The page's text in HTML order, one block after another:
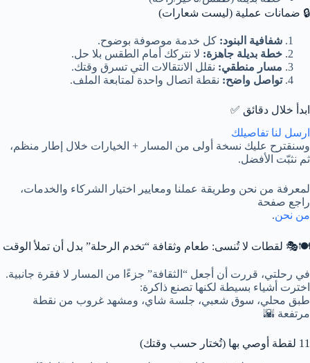
🔒 ضمانات عملية (ليست شعارات)
شفافية البنود: كل خدمة موصوفة بوضوح.
خطة بديلة جاهزة: لا نتركك أمام الطقس بلا حل.
مسار منطقي: نقلل الانتقالات التي تسرق وقتك.
تواصل واضح: نقطة اتصال واحدة لمتابعة الملف.
ابدأ خلال دقائق ✅
ارسل لنا تفاصيلك
وسنقترح عليك نسخة أولى من المسار + الخيارات خلال إطار منظم،
ثم نثبّت الأفضل.
لمعرفة من نحن وطريقة عملنا ومعايير اختيار الشركاء والخدمات،
راجع صفحة
من نحن.
🍽️🎭 لقطات لا تُنسى: طعام وثقافة “تخدم الرحلة” بدل أن تملأ الوقت
في رحلتي، قررت أن أجعل “الثقافة” جزءًا من المسار لا فقرة جانبية.
اخترت أشياء بسيطة لكنها تصنع ذاكرة:
طبق محلي، سوق شعبي، جلسة شاي، ومشهد غروب من نقطة
مرتفعة 🌇
11 لقطة أوصي بها (تُختار حسب وقتك)